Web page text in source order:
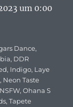
um 0:00
Dance,
, DDR
, Indigo, Laye
, Neon Taste
NSFW,Ohana S
,Tapete